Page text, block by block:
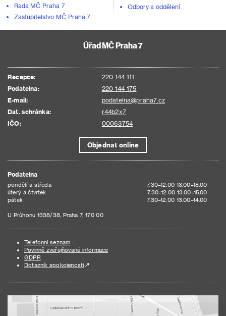
Rada MČ Praha 7
Zastupitelstvo MČ Praha 7
Odbory a oddělení
Úřad MČ Praha 7
Recepce:
220 144 111
Podatelna:
220 144 175
E-mail:
podatelna@praha7.cz
Dat. schránka:
r44b2x7
IČO:
00063754
Objednat online
Podatelna
pondělí a středa
7.30–12.00 13.00–18.00
úterý a čtvrtek
7.30–12.00 13.00–15.00
pátek
7.30–12.00 13.00–14.00
U Průhonu 1338/38, Praha 7, 170 00
Telefonní seznam
Povinně zveřejňované informace
GDPR
Dotazník spokojenosti